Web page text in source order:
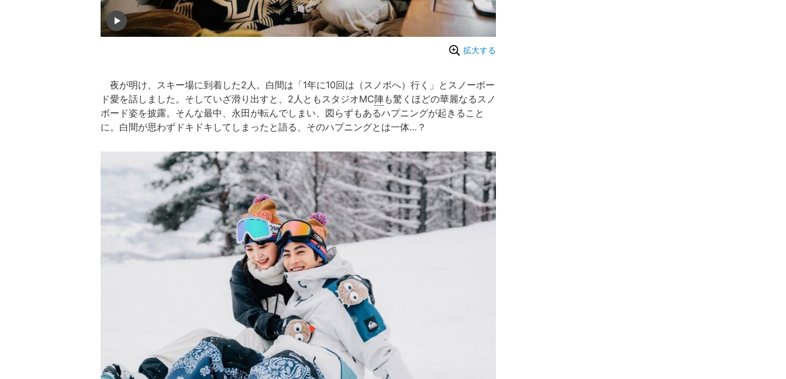
拡大する
夜が明け、スキー場に到着した2人。白間は「1年に10回は（スノボへ）行く」とスノーボー
ド愛を話しました。そしていざ滑り出すと、2人ともスタジオMC陣も驚くほどの華麗なるスノ
ボード姿を披露。そんな最中、永田が転んでしまい、図らずもあるハプニングが起きること
に。白間が思わずドキドキしてしまったと語る、そのハプニングとは一体…？